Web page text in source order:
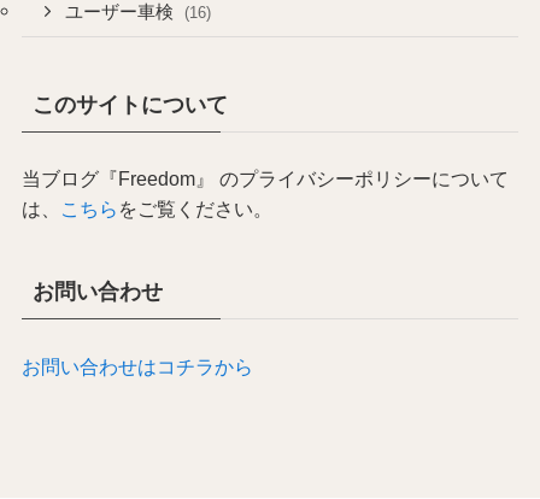
ユーザー車検 (16)
このサイトについて
当ブログ『Freedom』 のプライバシーポリシーについて
は、
こちら をご覧ください。
お問い合わせ
お問い合わせはコチラから